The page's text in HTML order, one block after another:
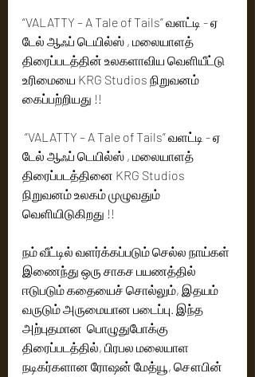
“VALATTY – A Tale of Tails” வளட்டி - ஏ
டேல் ஆஃப் டெயில்ஸ் , மலையாளத்
திரைப்படத்தின் உலகளாவிய வெளியீட்டு
உரிமையை KRG Studios நிறுவனம்
கைப்பற்றியது !!
டேல் ஆஃப் டெயில்ஸ் , மலையாளத்
திரைப்படத்தினை KRG Studios
நிறுவனம் உலகம் முழுவதும்
வெளியிடுகிறது !!
நம் வீட்டில் வளர்க்கப்படும் செல்ல நாய்கள்
இணைந்து ஒரு சாகச பயணத்தில்
ஈடுபடும் கதையைச் சொல்லும், இதயம்
வருடும் அருமையான படைப்பு. இந்த
அற்புதமான  பொழுதுபோக்கு
திரைப்படத்தில், பிரபல மலையாள
நடிகர்களான ரோஷன் மேத்யூ, சௌபின்